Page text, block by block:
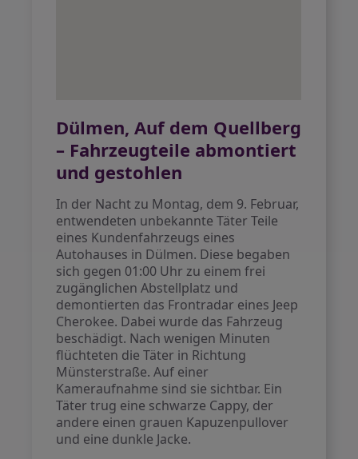
Dülmen, Auf dem Quellberg
– Fahrzeugteile abmontiert
und gestohlen
In der Nacht zu Montag, dem 9. Februar,
entwendeten unbekannte Täter Teile
eines Kundenfahrzeugs eines
Autohauses in Dülmen. Diese begaben
sich gegen 01:00 Uhr zu einem frei
zugänglichen Abstellplatz und
demontierten das Frontradar eines Jeep
Cherokee. Dabei wurde das Fahrzeug
beschädigt. Nach wenigen Minuten
flüchteten die Täter in Richtung
Münsterstraße. Auf einer
Kameraufnahme sind sie sichtbar. Ein
Täter trug eine schwarze Cappy, der
andere einen grauen Kapuzenpullover
und eine dunkle Jacke.